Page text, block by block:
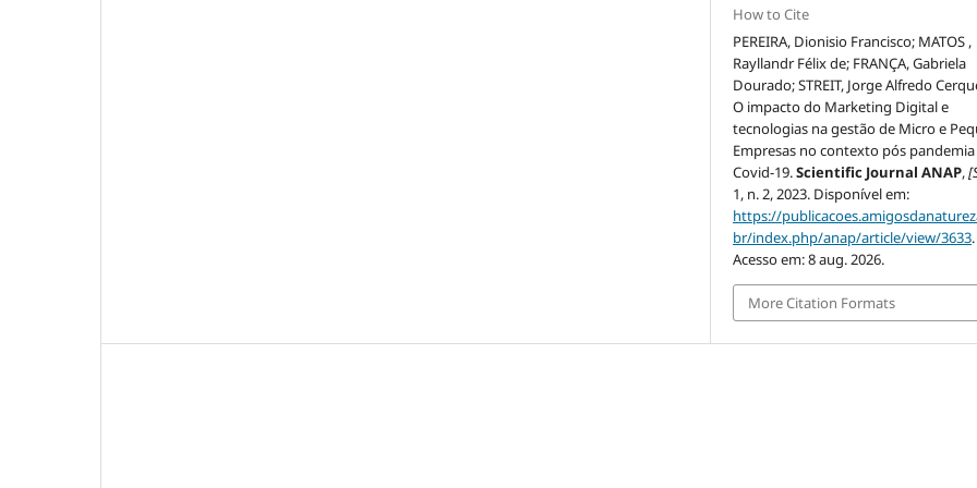
How to Cite
PEREIRA, Dionisio Francisco; MATOS ,
Rayllandr Félix de; FRANÇA, Gabriela
Dourado; STREIT, Jorge Alfredo
O impacto do Marketing Digital e
tecnologias na gestão de Micro e
Empresas no contexto pós
Covid-19.Scientific Journal ANAP,
1, n. 2, 2023. Disponível em:
https://
br/index.php/anap/article/view/3633.
Acesso em: 8 aug. 2026.
More Citation Formats